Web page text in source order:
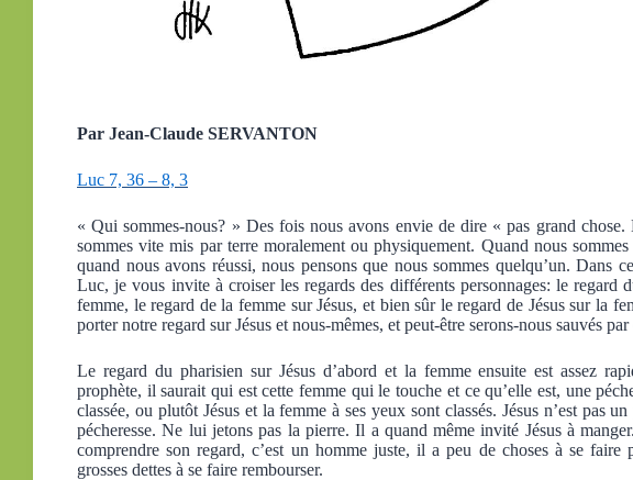
Par Jean-Claude SERVANTON
Luc 7, 36 – 8, 3
« Qui sommes-nous? » Des fois nous avons envie de dire « pas grand
sommes vite mis par terre moralement ou physiquement. Quand nous
quand nous avons réussi, nous pensons que nous sommes quelqu’un. Dans
Luc, je vous invite à croiser les regards des différents personnages: le regard
femme, le regard de la femme sur Jésus, et bien sûr le regard de Jésus sur la
porter notre regard sur Jésus et nous-mêmes, et peut-être serons-nous sauvés par
Le regard du pharisien sur Jésus d’abord et la femme ensuite est assez
prophète, il saurait qui est cette femme qui le touche et ce qu’elle est, une
classée, ou plutôt Jésus et la femme à ses yeux sont classés. Jésus n’est pas
pécheresse. Ne lui jetons pas la pierre. Il a quand même invité Jésus à
comprendre son regard, c’est un homme juste, il a peu de choses à se
grosses dettes à se faire rembourser.